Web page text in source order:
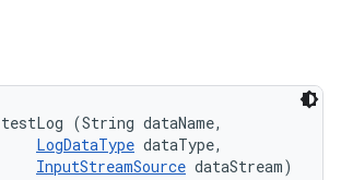
(String dataName,
LogDataType dataType,
InputStreamSource dataStream)